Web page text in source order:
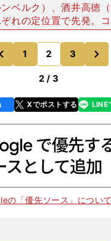
ベルク）、酒井高徳
れの定位置で先発。
の開幕戦までにきっ
からは変わらぬ評価を
ようだ（ニュルン
前
のページへ
1 2 3
2 / 3
Xでポストする
line LINE
の「優先ソース」について